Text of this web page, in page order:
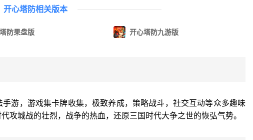
开心塔防相关版本
防果盘版 开心塔防九游版
手游，游戏集卡牌收集，极致养成，策略战斗，社交互动等众多趣味
攻城战的壮烈，战争的热血，还原三国时代大争之世的恢弘气势。